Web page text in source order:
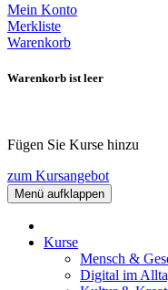
Mein Konto
Merkliste
Warenkorb
Warenkorb ist leer
Fügen Sie Kurse hinzu
zum Kursangebot
Menü aufklappen
Kurse
Mensch &
Digital im